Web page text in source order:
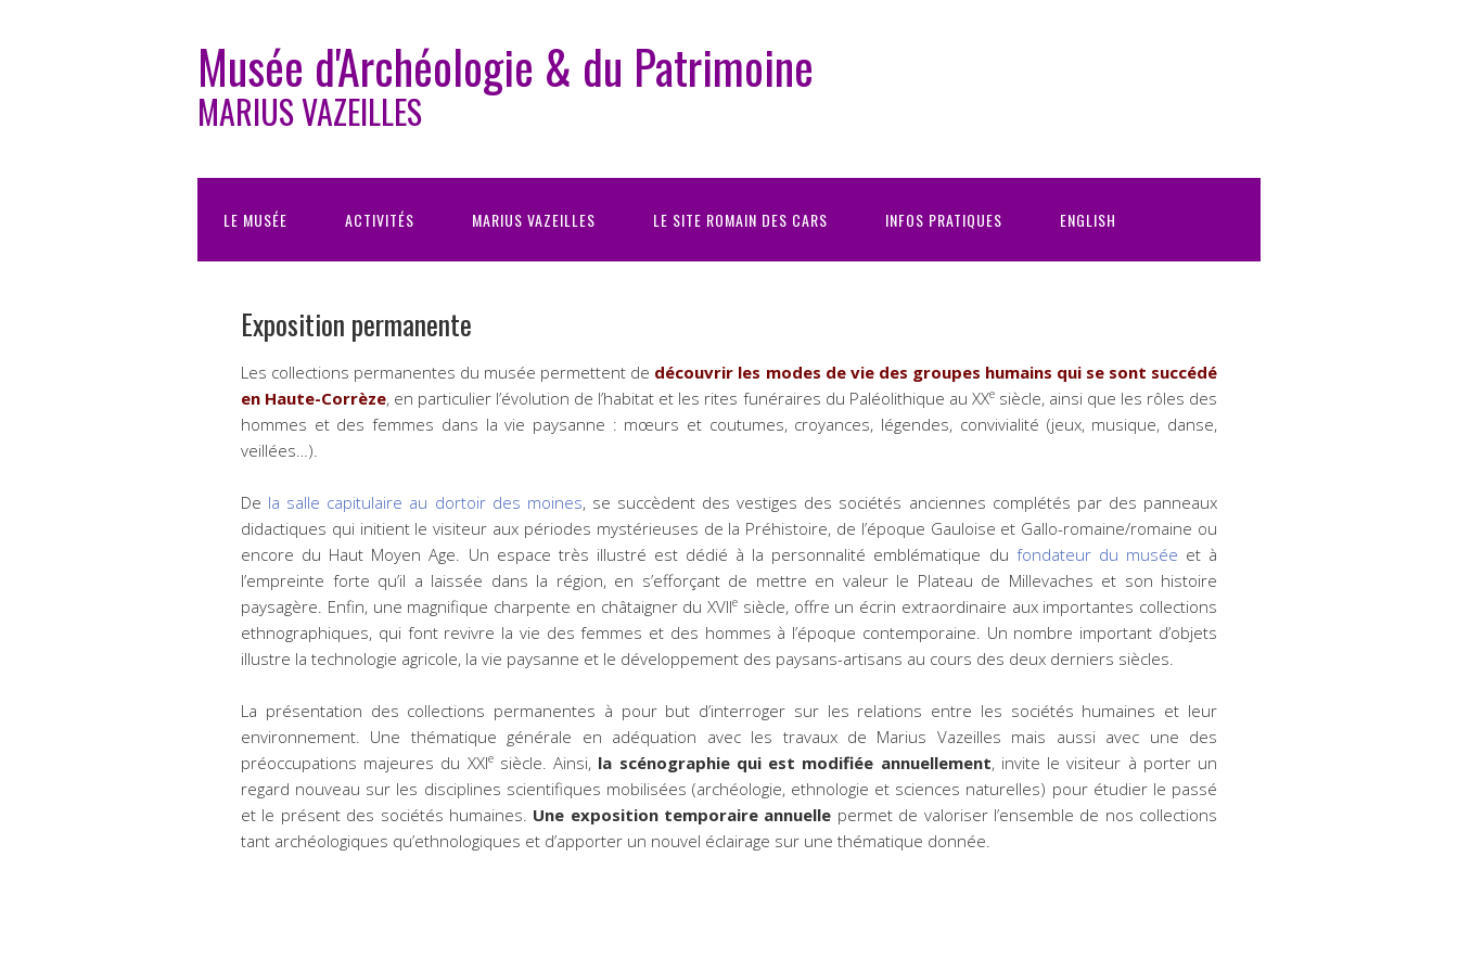
Musée d'Archéologie & du Patrimoine
MARIUS VAZEILLES
LE MUSÉE ACTIVITÉS MARIUS VAZEILLES LE SITE ROMAIN DES CARS INFOS PRATIQUES ENGLISH
Exposition permanente
Les collections permanentes du musée permettent de découvrir les modes de vie des groupes humains qui se sont succédé
en Haute-Corrèze, en particulier l’évolution de l’habitat et les rites funéraires du Paléolithique au XXesiècle, ainsi que les rôles des
hommes et des femmes dans la vie paysanne : mœurs et coutumes, croyances, légendes, convivialité (jeux, musique, danse,
veillées…).
De la salle capitulaire au dortoir des moines, se succèdent des vestiges des sociétés anciennes complétés par des panneaux
didactiques qui initient le visiteur aux périodes mystérieuses de la Préhistoire, de l’époque Gauloise et Gallo-romaine/romaine ou
encore du Haut Moyen Age. Un espace très illustré est dédié à la personnalité emblématique du fondateur du musée et à
l’empreinte forte qu’il a laissée dans la région, en s’efforçant de mettre en valeur le Plateau de Millevaches et son histoire
paysagère. Enfin, une magnifique charpente en châtaigner du XVIIe siècle, offre un écrin extraordinaire aux importantes collections
ethnographiques, qui font revivre la vie des femmes et des hommes à l’époque contemporaine. Un nombre important d’objets
illustre la technologie agricole, la vie paysanne et le développement des paysans-artisans au cours des deux derniers siècles.
La présentation des collections permanentes à pour but d’interroger sur les relations entre les sociétés humaines et leur
environnement. Une thématique générale en adéquation avec les travaux de Marius Vazeilles mais aussi avec une des
préoccupations majeures du XXIesiècle. Ainsi, la scénographie qui est modifiée annuellement, invite le visiteur à porter un
regard nouveau sur les disciplines scientifiques mobilisées (archéologie, ethnologie et sciences naturelles) pour étudier le passé
et le présent des sociétés humaines. Une exposition temporaire annuelle permet de valoriser l’ensemble de nos collections
tant archéologiques qu’ethnologiques et d’apporter un nouvel éclairage sur une thématique donnée.